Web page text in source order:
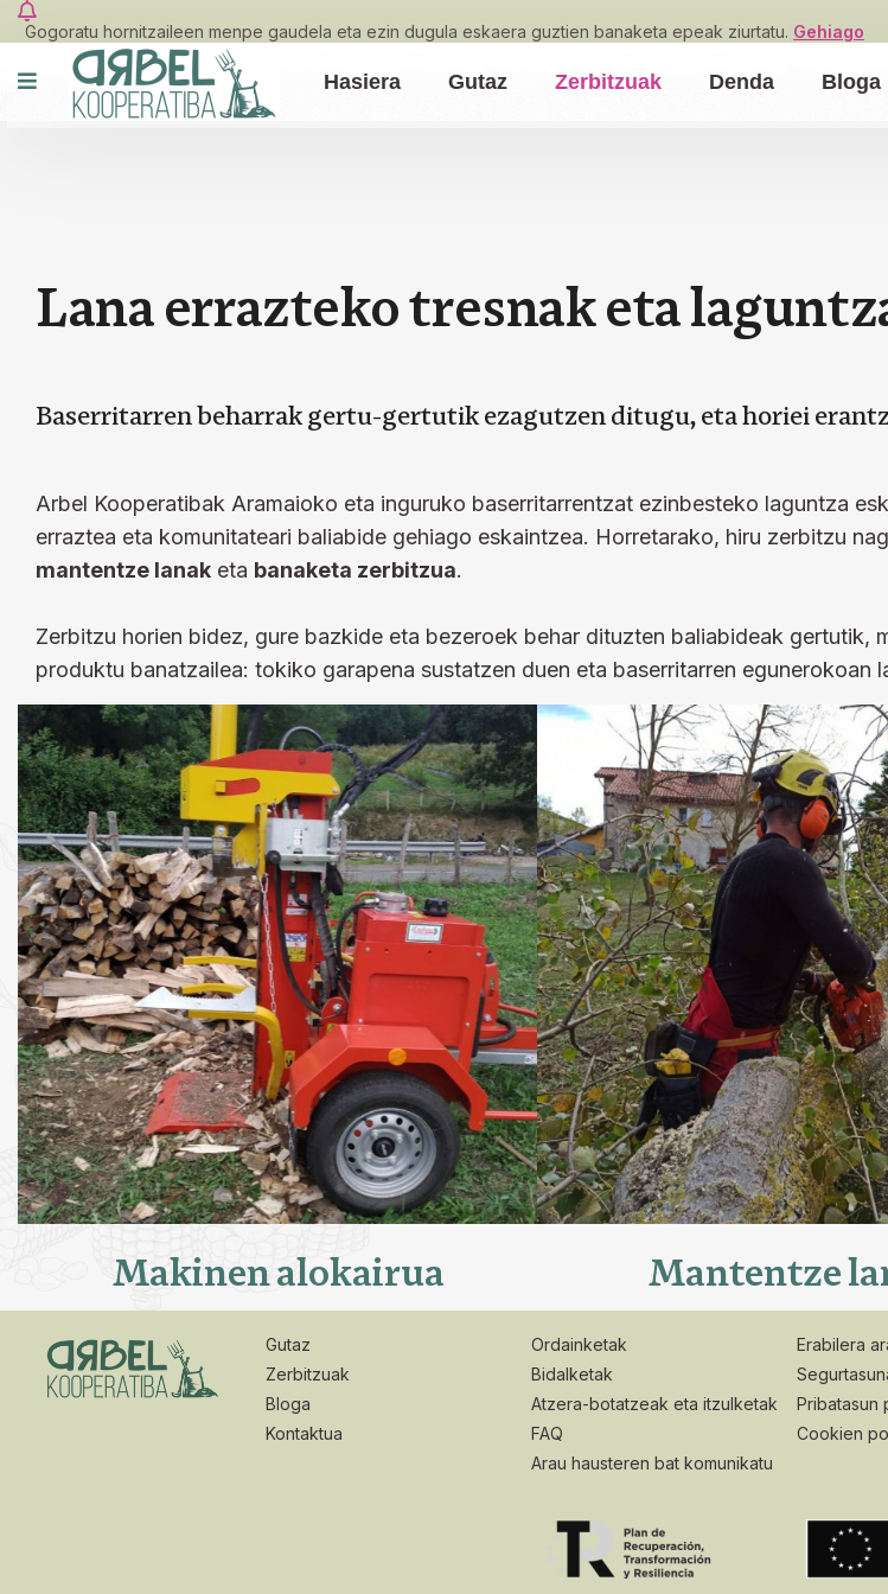
Gogoratu hornitzaileen menpe gaudela eta ezin dugula eskaera guztien banaketa epeak ziurtatu. Gehiago
Hasiera Gutaz Zerbitzuak Denda Bloga
Lanaerraztekotresnaketalaguntz
Baserritarren beharrak gertu-gertutik ezagutzen ditugu, eta horiei
Arbel Kooperatibak Aramaioko eta inguruko baserritarrentzat ezinbesteko laguntza
erraztea eta komunitateari baliabide gehiago eskaintzea. Horretarako, hiru zerbitzu
mantentze lanak eta banaketa zerbitzua.
Zerbitzu horien bidez, gure bazkide eta bezeroek behar dituzten baliabideak
produktu banatzailea: tokiko garapena sustatzen duen eta baserritarren egunerokoan
Makinen alokairua Mantentze
Gutaz
Zerbitzuak
Bloga
Kontaktua
Ordainketak
Bidalketak
Atzera-botatzeak eta itzulketak
FAQ
Arau hausteren bat komunikatu
Erabilera
Pribatasun
Cookien